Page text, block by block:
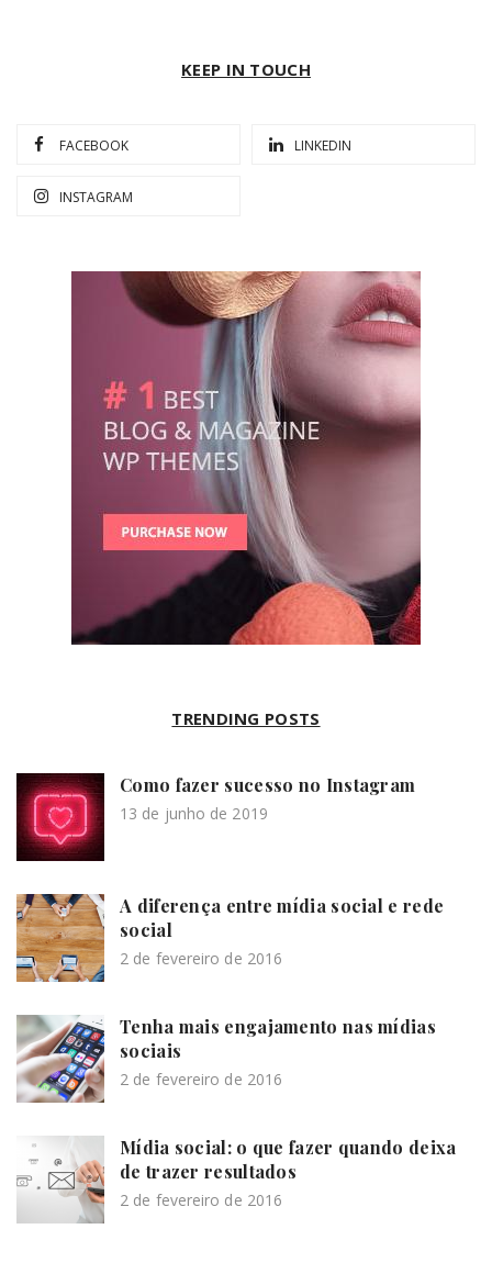
KEEP IN TOUCH
FACEBOOK
INSTAGRAM
LINKEDIN
TRENDING POSTS
Como fazer sucesso no Instagram
13 de junho de 2019
A diferença entre mídia social e rede
social
2 de fevereiro de 2016
Tenha mais engajamento nas mídias
sociais
2 de fevereiro de 2016
Mídia social: o que fazer quando deixa
de trazer resultados
2 de fevereiro de 2016